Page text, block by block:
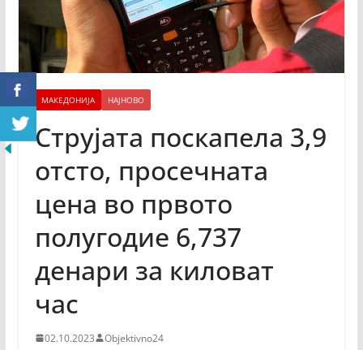
МАКЕДОНИЈА НАЈНОВО
Струјата поскапела 3,9
отсто, просечната
цена во првото
полугодие 6,737
денари за киловат
час
02.10.2023 Objektivno24